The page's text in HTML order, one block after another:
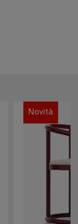
Parioli
Novità